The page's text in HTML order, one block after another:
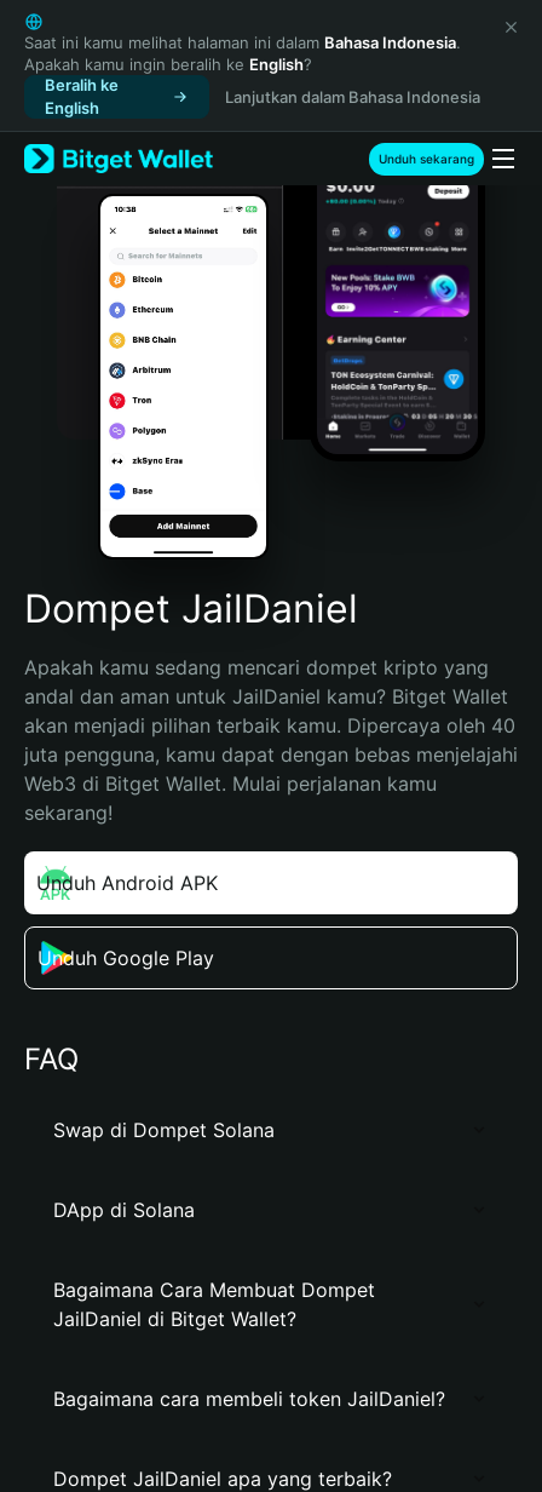
English
日本語
Tiếng Việt
Русский
Español (Latinoamérica)
Türkçe
Italiano
Português (Portugal)
Bahasa Indonesia
Português (Brasil)
Español (Argentina)
Saat ini kamu melihat halaman ini dalam Bahasa Indonesia.
Apakah kamu ingin beralih ke English?
Beralih ke
English
Lanjutkan dalam Bahasa Indonesia
Unduh sekarang
Dompet JailDaniel
Apakah kamu sedang mencari dompet kripto yang
andal dan aman untuk JailDaniel kamu? Bitget Wallet
akan menjadi pilihan terbaik kamu. Dipercaya oleh 40
juta pengguna, kamu dapat dengan bebas menjelajahi
Web3 di Bitget Wallet. Mulai perjalanan kamu
sekarang!
Unduh Android APK
Unduh Google Play
FAQ
Swap di Dompet Solana
DApp di Solana
Bagaimana Cara Membuat Dompet
JailDaniel di Bitget Wallet?
Bagaimana cara membeli token JailDaniel?
Dompet JailDaniel apa yang terbaik?